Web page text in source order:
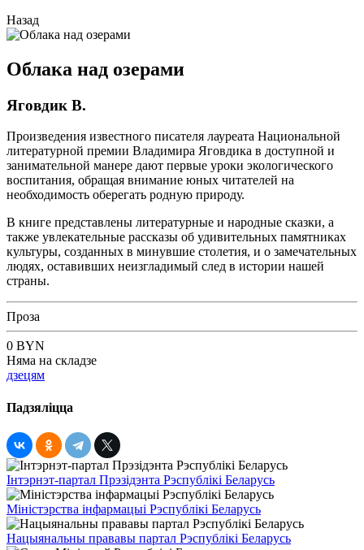
Назад
Облака над озерами
Яговдик В.
Произведения известного писателя лауреата Национальной
литературной премии Владимира Яговдика в доступной и
занимательной манере дают первые уроки экологического
воспитания, обращая внимание юных читателей на
необходимость оберегать родную природу.
В книге представлены литературные и народные сказки, а
также увлекательные рассказы об удивительных памятниках
культуры, созданных в минувшие столетия, и о замечательных
людях, оставивших неизгладимый след в истории нашей
страны.
Проза
0 BYN
Няма на складзе
дзецям
Падзяліцца
Інтэрнэт-партал Прэзідэнта Рэспублікі Беларусь
Міністэрства інфармацыі Рэспублікі Беларусь
Нацыянальны прававы партал Рэспублікі Беларусь